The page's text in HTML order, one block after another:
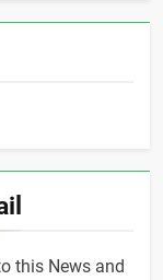
this News and